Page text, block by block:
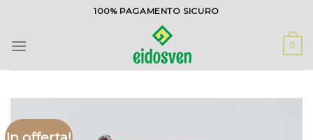
contenuti
100% PAGAMENTO SICURO
0